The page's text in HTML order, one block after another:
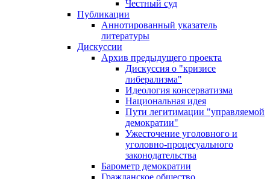
Честный суд
Публикации
Аннотированный указатель
литературы
Дискуссии
Архив предыдущего проекта
Дискуссия о "кризисе
либерализма"
Идеология консерватизма
Национальная идея
Пути легитимации "управляемой
демократии"
Ужесточение уголовного и
уголовно-процесуального
законодательства
Барометр демократии